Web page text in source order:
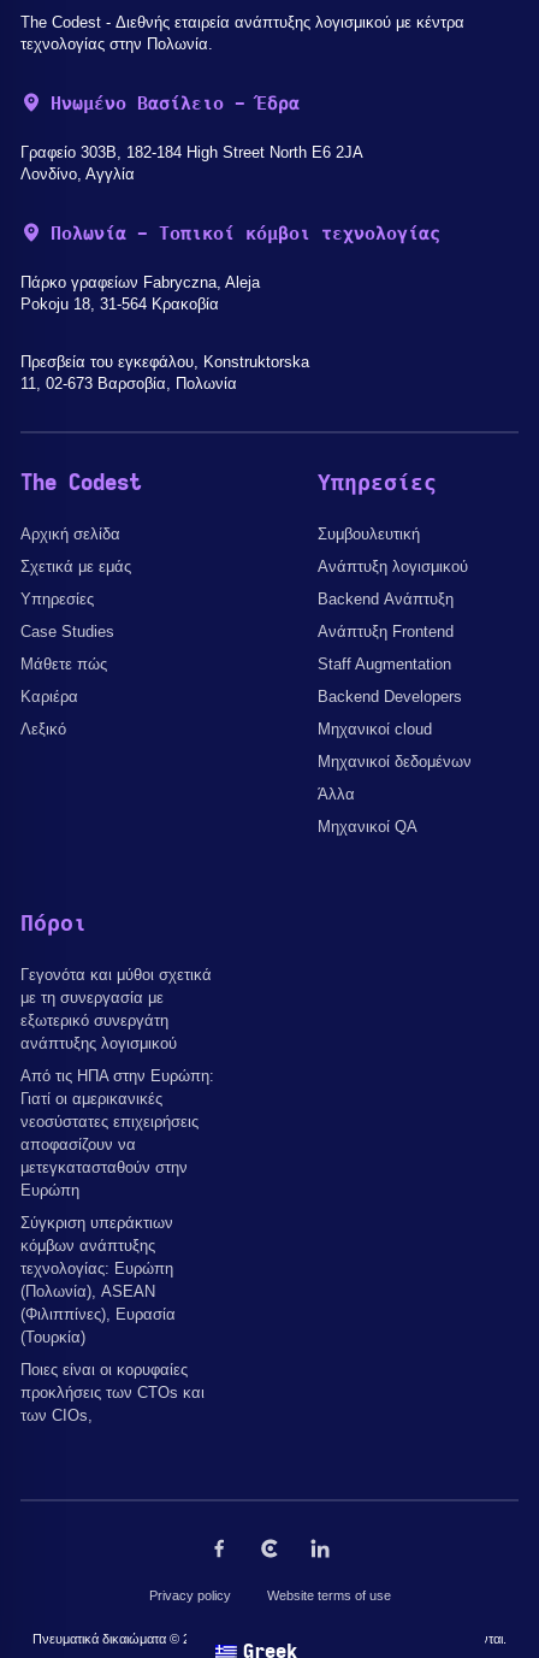
The Codest - Διεθνής εταιρεία ανάπτυξης λογισμικού με κέντρα
τεχνολογίας στην Πολωνία.
Ηνωμένο Βασίλειο - Έδρα
Γραφείο 303B, 182-184 High Street North E6 2JA
Λονδίνο, Αγγλία
Πολωνία - Τοπικοί κόμβοι τεχνολογίας
Πάρκο γραφείων Fabryczna, Aleja
Pokoju 18, 31-564 Κρακοβία
Πρεσβεία του εγκεφάλου, Konstruktorska
11, 02-673 Βαρσοβία, Πολωνία
The Codest
Αρχική σελίδα
Σχετικά με εμάς
Υπηρεσίες
Case Studies
Μάθετε πώς
Καριέρα
Λεξικό
Υπηρεσίες
Συμβουλευτική
Ανάπτυξη λογισμικού
Backend Ανάπτυξη
Ανάπτυξη Frontend
Staff Augmentation
Backend Developers
Μηχανικοί cloud
Μηχανικοί δεδομένων
Άλλα
Μηχανικοί QA
Πόροι
Γεγονότα και μύθοι σχετικά
με τη συνεργασία με
εξωτερικό συνεργάτη
ανάπτυξης λογισμικού
Από τις ΗΠΑ στην Ευρώπη:
Γιατί οι αμερικανικές
νεοσύστατες επιχειρήσεις
αποφασίζουν να
μετεγκατασταθούν στην
Ευρώπη
Σύγκριση υπεράκτιων
κόμβων ανάπτυξης
τεχνολογίας: Ευρώπη
(Πολωνία), ASEAN
(Φιλιππίνες), Ευρασία
(Τουρκία)
Ποιες είναι οι κορυφαίες
προκλήσεις των CTOs και
των CIOs,
Privacy policy Website terms of use
Πνευματικά δικαιώματα © 2026 από The Codest. Όλα τα δικαιώματα διατηρούνται.
Greek